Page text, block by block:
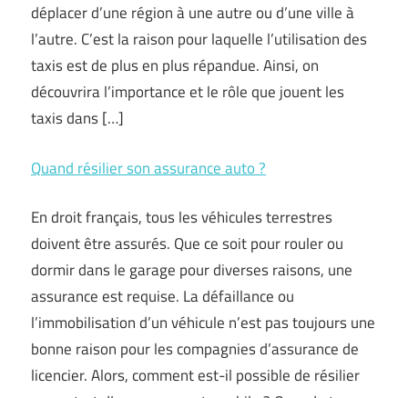
déplacer d’une région à une autre ou d’une ville à
l’autre. C’est la raison pour laquelle l’utilisation des
taxis est de plus en plus répandue. Ainsi, on
découvrira l’importance et le rôle que jouent les
taxis dans […]
Quand résilier son assurance auto ?
En droit français, tous les véhicules terrestres
doivent être assurés. Que ce soit pour rouler ou
dormir dans le garage pour diverses raisons, une
assurance est requise. La défaillance ou
l’immobilisation d’un véhicule n’est pas toujours une
bonne raison pour les compagnies d’assurance de
licencier. Alors, comment est-il possible de résilier